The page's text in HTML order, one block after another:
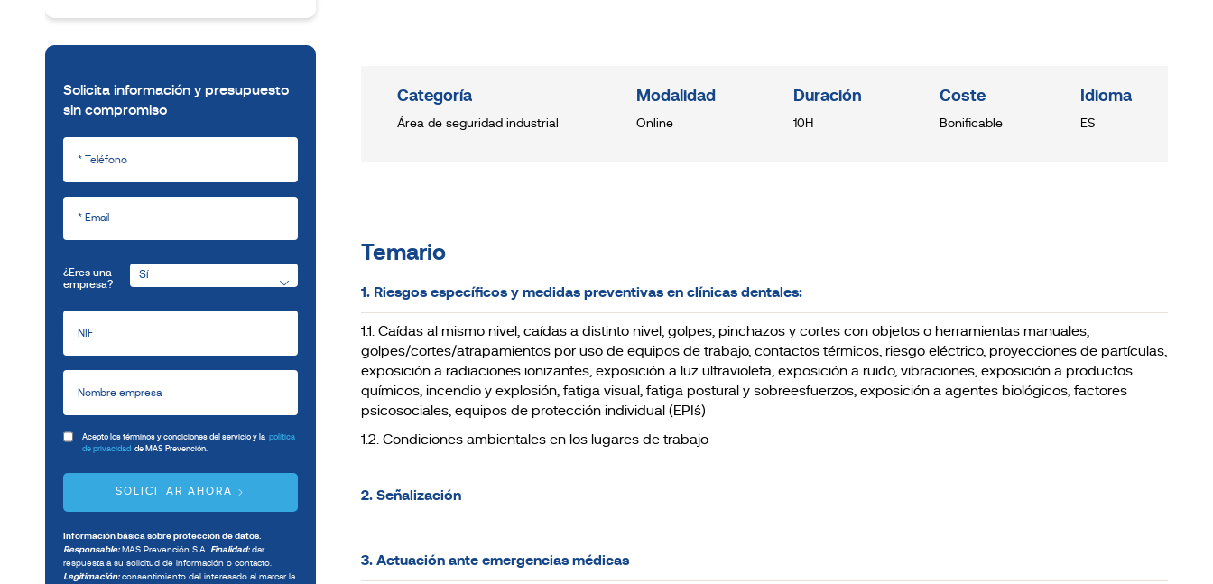
Solicita información y presupuesto
sin compromiso
¿Eres una
empresa?
Acepto los términos y condiciones del servicio y la política
de privacidad de MAS Prevención.
SOLICITAR AHORA
Información básica sobre protección de datos.
Responsable: MAS Prevención S.A. Finalidad: dar
respuesta a su solicitud de información o contacto.
Legitimación: consentimiento del interesado al marcar la
Categoría
Área de seguridad industrial
Modalidad
Online
Duración
10H
Coste
Bonificable
Idioma
ES
Temario
1. Riesgos específicos y medidas preventivas en clínicas dentales:
1.1. Caídas al mismo nivel, caídas a distinto nivel, golpes, pinchazos y cortes con objetos o herramientas manuales,
golpes/cortes/atrapamientos por uso de equipos de trabajo, contactos térmicos, riesgo eléctrico, proyecciones de partículas,
exposición a radiaciones ionizantes, exposición a luz ultravioleta, exposición a ruido, vibraciones, exposición a productos
químicos, incendio y explosión, fatiga visual, fatiga postural y sobreesfuerzos, exposición a agentes biológicos, factores
psicosociales, equipos de protección individual (EPI´s)
1.2. Condiciones ambientales en los lugares de trabajo
2. Señalización
3. Actuación ante emergencias médicas